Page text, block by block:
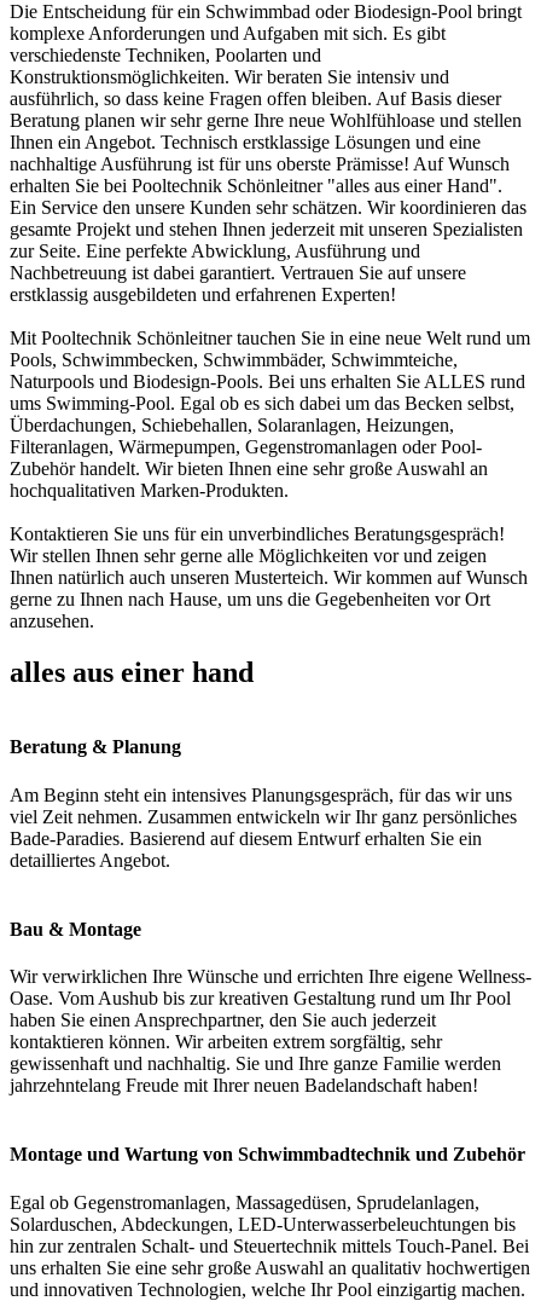
Die Entscheidung für ein Schwimmbad oder Biodesign-Pool bringt
komplexe Anforderungen und Aufgaben mit sich. Es gibt
verschiedenste Techniken, Poolarten und
Konstruktionsmöglichkeiten. Wir beraten Sie intensiv und
ausführlich, so dass keine Fragen offen bleiben. Auf Basis dieser
Beratung planen wir sehr gerne Ihre neue Wohlfühloase und stellen
Ihnen ein Angebot. Technisch erstklassige Lösungen und eine
nachhaltige Ausführung ist für uns oberste Prämisse! Auf Wunsch
erhalten Sie bei Pooltechnik Schönleitner "alles aus einer Hand".
Ein Service den unsere Kunden sehr schätzen. Wir koordinieren das
gesamte Projekt und stehen Ihnen jederzeit mit unseren Spezialisten
zur Seite. Eine perfekte Abwicklung, Ausführung und
Nachbetreuung ist dabei garantiert. Vertrauen Sie auf unsere
erstklassig ausgebildeten und erfahrenen Experten!
Mit Pooltechnik Schönleitner tauchen Sie in eine neue Welt rund um
Pools, Schwimmbecken, Schwimmbäder, Schwimmteiche,
Naturpools und Biodesign-Pools. Bei uns erhalten Sie ALLES rund
ums Swimming-Pool. Egal ob es sich dabei um das Becken selbst,
Überdachungen, Schiebehallen, Solaranlagen, Heizungen,
Filteranlagen, Wärmepumpen, Gegenstromanlagen oder Pool-
Zubehör handelt. Wir bieten Ihnen eine sehr große Auswahl an
hochqualitativen Marken-Produkten.
Kontaktieren Sie uns für ein unverbindliches Beratungsgespräch!
Wir stellen Ihnen sehr gerne alle Möglichkeiten vor und zeigen
Ihnen natürlich auch unseren Musterteich. Wir kommen auf Wunsch
gerne zu Ihnen nach Hause, um uns die Gegebenheiten vor Ort
anzusehen.
alles aus einer hand
Beratung & Planung
Am Beginn steht ein intensives Planungsgespräch, für das wir uns
viel Zeit nehmen. Zusammen entwickeln wir Ihr ganz persönliches
Bade-Paradies. Basierend auf diesem Entwurf erhalten Sie ein
detailliertes Angebot.
Bau & Montage
Wir verwirklichen Ihre Wünsche und errichten Ihre eigene Wellness-
Oase. Vom Aushub bis zur kreativen Gestaltung rund um Ihr Pool
haben Sie einen Ansprechpartner, den Sie auch jederzeit
kontaktieren können. Wir arbeiten extrem sorgfältig, sehr
gewissenhaft und nachhaltig. Sie und Ihre ganze Familie werden
jahrzehntelang Freude mit Ihrer neuen Badelandschaft haben!
Montage und Wartung von Schwimmbadtechnik und Zubehör
Egal ob Gegenstromanlagen, Massagedüsen, Sprudelanlagen,
Solarduschen, Abdeckungen, LED-Unterwasserbeleuchtungen bis
hin zur zentralen Schalt- und Steuertechnik mittels Touch-Panel. Bei
uns erhalten Sie eine sehr große Auswahl an qualitativ hochwertigen
und innovativen Technologien, welche Ihr Pool einzigartig machen.